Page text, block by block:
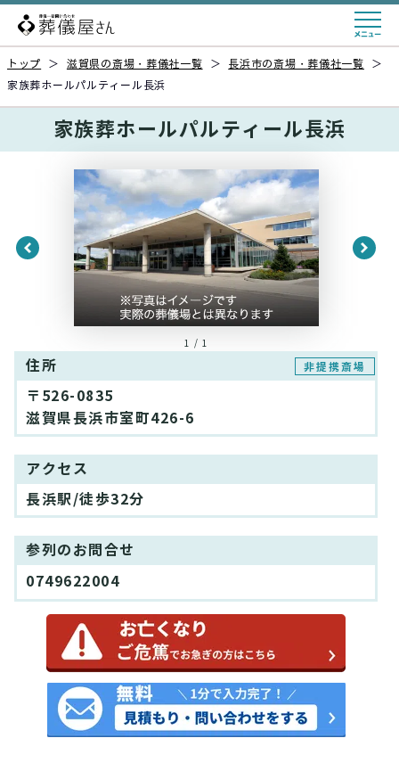
トップ ＞ 滋賀県の斎場・葬儀社一覧 ＞ 長浜市の斎場・葬儀社一覧
＞
家族葬ホールパルティール長浜
家族葬ホールパルティール長浜
1 / 1
住所 非提携斎場
〒526-0835
滋賀県長浜市室町426-6
アクセス
長浜駅/徒歩32分
参列のお問合せ
0749622004